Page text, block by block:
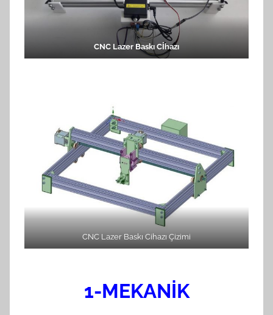
CNC Lazer Baskı Cİhazı
CNC Lazer Baskı Cihazı Çizimi
1-MEKANİK